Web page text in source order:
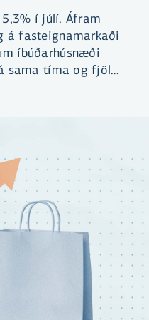
í júlí. Áfram
á fasteignamarkaði
íbúðarhúsnæði
sama tíma og fjöldi